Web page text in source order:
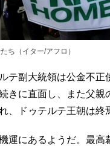
ち（イター/アフロ）
テ副大統領は公金不正
きに直面し、また父
、ドゥテルテ王朝は終
運にあるようだ。最高